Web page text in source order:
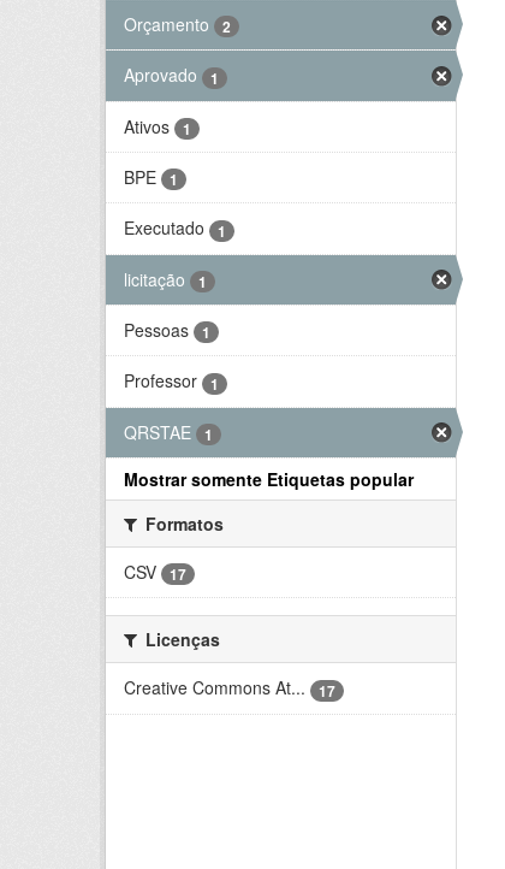
Orçamento 2
Aprovado 1
Ativos 1
BPE 1
Executado 1
licitação 1
Pessoas 1
Professor 1
QRSTAE 1
Mostrar somente Etiquetas popular
Formatos
CSV
17
Licenças
Creative Commons At...
17